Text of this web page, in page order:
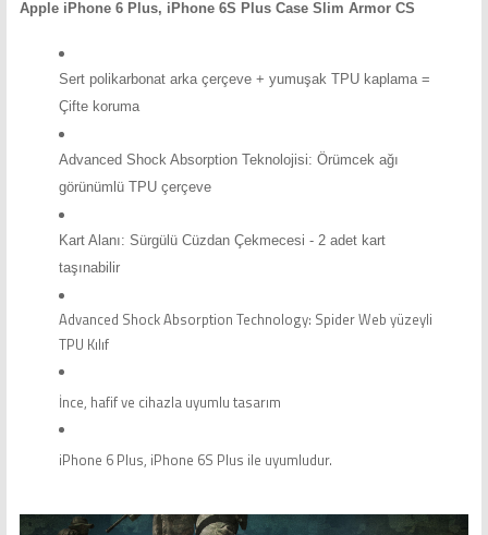
Apple iPhone 6 Plus, iPhone 6S Plus Case Slim Armor CS
Sert polikarbonat arka çerçeve + yumuşak TPU kaplama =
Çifte koruma
Advanced Shock Absorption Teknolojisi: Örümcek ağı
görünümlü TPU çerçeve
Kart Alanı: Sürgülü Cüzdan Çekmecesi - 2 adet kart
taşınabilir
Advanced Shock Absorption Technology: Spider Web yüzeyli
TPU Kılıf
İnce, hafif ve cihazla uyumlu tasarım
iPhone 6 Plus, iPhone 6S Plus ile uyumludur.